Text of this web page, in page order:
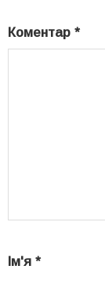
Коментар *
Ім'я *